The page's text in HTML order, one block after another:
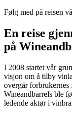
Følg med på reisen
En reise
på
I 2008 startet vår
visjon om å tilby
overgår
Wineandbarrels ble
ledende aktør i